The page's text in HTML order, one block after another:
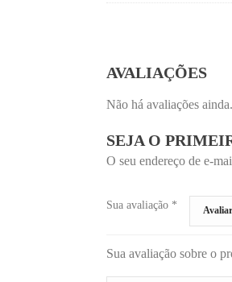
AVALIAÇÕES
Não há avaliações ainda.
SEJA O
O seu endereço de e-
Sua avaliação *
Sua avaliação sobre o